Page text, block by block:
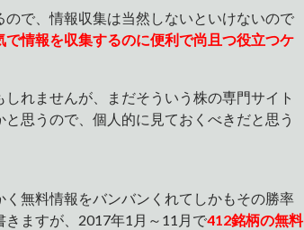
で、情報収集は当然しないといけないので
情報を収集するのに便利で尚且つ役立つケ
れませんが、まだそういう株の専門サイト
思うので、個人的に見ておくべきだと思う
無料情報をバンバンくれてしかもその勝率
きますが、2017年1月～11月で412銘柄の無料